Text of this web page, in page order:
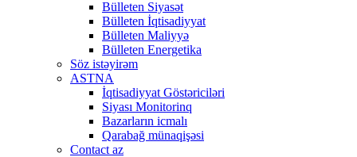
Bülleten Siyasət
Bülleten İqtisadiyyat
Bülleten Maliyyə
Bülleten Energetika
Söz istəyirəm
ASTNA
İqtisadiyyat Göstəriciləri
Siyası Monitorinq
Bazarların icmalı
Qarabağ münaqişəsi
Contact az